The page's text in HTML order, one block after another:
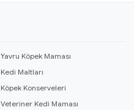
Yavru Köpek Maması
Kedi Maltları
Köpek Konserveleri
Veteriner Kedi Maması